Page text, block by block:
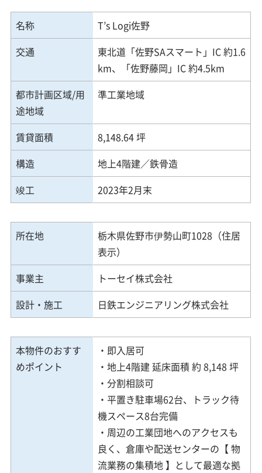
名称
T’s Logi佐野
交通
東北道「佐野SAスマート」IC 約1.6
km、「佐野藤岡」IC 約4.5km
都市計画区域/用
途地域
準工業地域
賃貸面積
8,148.64 坪
構造
地上4階建／鉄骨造
竣工
2023年2月末
所在地
栃木県佐野市伊勢山町1028（住居
表示）
事業主
トーセイ株式会社
設計・施工
日鉄エンジニアリング株式会社
本物件のおすす
めポイント
・即入居可
・地上4階建 延床面積 約 8,148 坪
・分割相談可
・平置き駐車場62台、トラック待
機スペース8台完備
・周辺の工業団地へのアクセスも
良く、倉庫や配送センターの【 物
流業務の集積地 】として最適な拠